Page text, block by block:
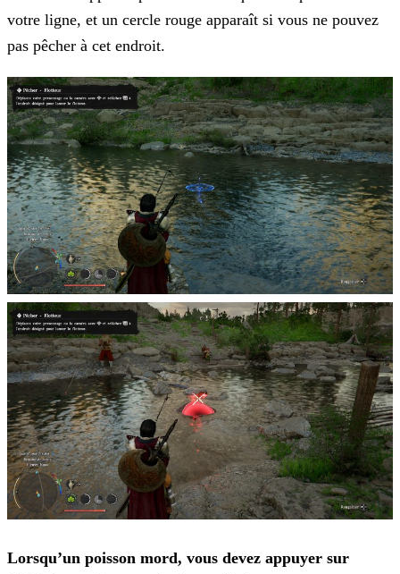
votre ligne, et un cercle rouge apparaît si vous ne pouvez
pas pêcher à cet endroit.
Lorsqu’un poisson mord, vous devez appuyer sur